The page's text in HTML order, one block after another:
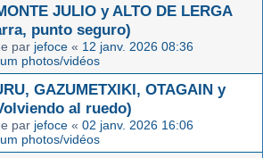
JULIO y ALTO DE LERGA
punto seguro)
par jefoce « 12 janv. 2026 08:36
photos/vidéos
GAZUMETXIKI, OTAGAIN y
al ruedo)
par jefoce « 02 janv. 2026 16:06
photos/vidéos